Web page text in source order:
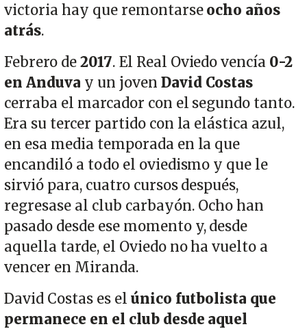
victoria hay que remontarseocho años
atrás.
Febrero de2017. El Real Oviedo vencía 0-2
en Anduva y un joven David Costas
cerraba el marcador con el segundo tanto.
Era su tercer partido con la elástica azul,
en esa media temporada en la que
encandiló a todo el oviedismo y que le
sirvió para, cuatro cursos después,
regresase al club carbayón. Ocho han
pasado desde ese momento y, desde
aquella tarde, el Oviedo no ha vuelto a
vencer en Miranda.
David Costas es el único futbolista que
permanece en el club desde aquel